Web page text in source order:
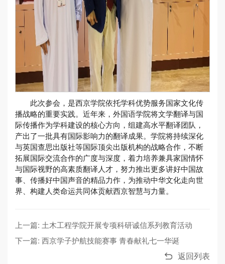
此次参会，是西京学院依托学科优势服务国家文化传
播战略的重要实践。近年来，外国语学院将文学翻译与国
际传播作为学科建设的核心方向，组建高水平翻译团队，
产出了一批具有国际影响力的翻译成果。学院将持续深化
与英国查思出版社等国际顶尖出版机构的战略合作，不断
拓展国际交流合作的广度与深度，着力培养兼具家国情怀
与国际视野的高素质翻译人才，努力推出更多讲好中国故
事、传播好中国声音的精品力作，为推动中华文化走向世
界、构建人类命运共同体贡献西京智慧与力量。
上一篇: 土木工程学院开展专项科研诚信系列教育活动
下一篇: 西京学子护航技能赛事 青春献礼七一华诞
返回列表